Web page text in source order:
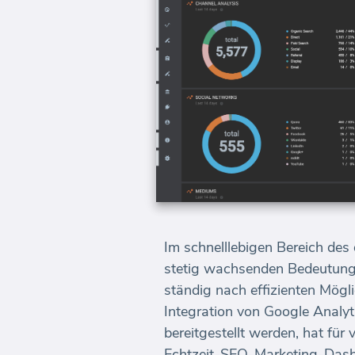
Im schnelllebigen Bereich
stetig wachsenden
ständig nach effizienten
Integration von Google
bereitgestellt werden, hat für